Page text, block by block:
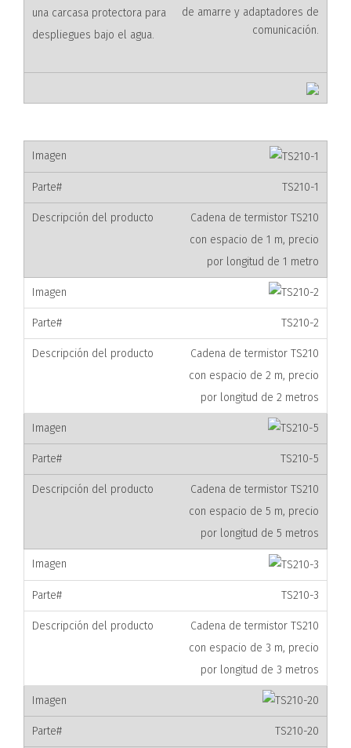
de amarre y adaptadores de
comunicación.
TS210-1
Cadena de termistor TS210
con espacio de 1 m, precio
por longitud de 1 metro
TS210-2
Cadena de termistor TS210
con espacio de 2 m, precio
por longitud de 2 metros
TS210-5
Cadena de termistor TS210
con espacio de 5 m, precio
por longitud de 5 metros
TS210-3
Cadena de termistor TS210
con espacio de 3 m, precio
por longitud de 3 metros
TS210-20